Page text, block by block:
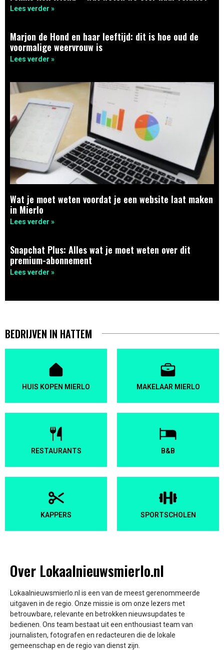
Lees verder »
Marjon de Hond en haar leeftijd: dit is hoe oud de
voormalige weervrouw is
Lees verder »
Wat je moet weten voordat je een website laat maken
in Mierlo
Lees verder »
Snapchat Plus: Alles wat je moet weten over dit
premium-abonnement
Lees verder »
BEDRIJVEN IN HATTEM
HUIS KOPEN MIERLO MAKELAAR MIERLO
RESTAURANTS B&B
KAPPERS SPORTSCHOLEN
Over Lokaalnieuwsmierlo.nl
Lokaalnieuwsmierlo.nl is een van de meest gerenommeerde
uitgaven in de regio. Onze missie is om onze lezers met
betrouwbare, relevante en betrokken nieuwsupdates te
bedienen. Ons team bestaat uit een enthousiast team van
journalisten, fotografen en redacteuren die de lokale
gemeenschap en de regio van dienst zijn.